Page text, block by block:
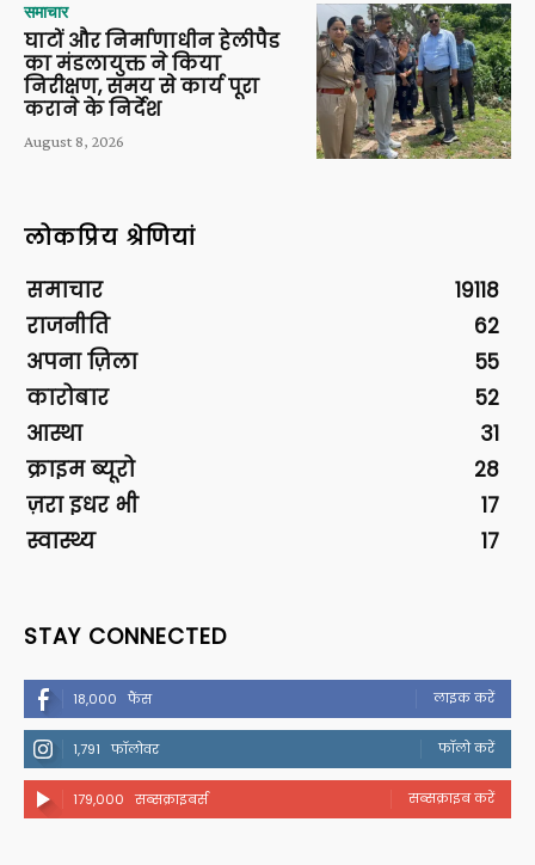
समाचार
घाटों और निर्माणाधीन हेलीपैड
का मंडलायुक्त ने किया
निरीक्षण, समय से कार्य पूरा
कराने के निर्देश
August 8, 2026
लोकप्रिय श्रेणियां
समाचार
19118
राजनीति
62
अपना ज़िला
55
कारोबार
52
आस्था
31
क्राइम ब्यूरो
28
ज़रा इधर भी
17
स्वास्थ्य
17
STAY CONNECTED
18,000 फैंस लाइक करें
1,791 फॉलोवर फॉलो करें
179,000 सब्सक्राइबर्स सब्सक्राइब करें